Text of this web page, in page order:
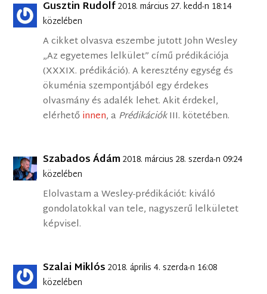
Gusztin Rudolf2018. március 27. kedd-n 18:14
közelében
A cikket olvasva eszembe jutott John Wesley
„Az egyetemes lelkület” című prédikációja
(XXXIX. prédikáció). A keresztény egység és
ökuménia szempontjából egy érdekes
olvasmány és adalék lehet. Akit érdekel,
elérhetőinnen, aPrédikációkIII. kötetében.
Szabados Ádám2018. március 28. szerda-n 09:24
közelében
Elolvastam a Wesley-prédikációt: kiváló
gondolatokkal van tele, nagyszerű lelkületet
képvisel.
Szalai Miklós 2018. április 4. szerda-n 16:08
közelében